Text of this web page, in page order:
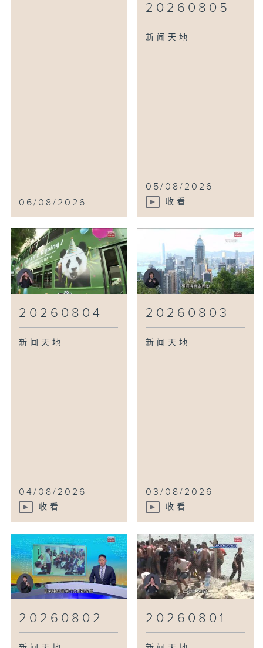
06/08/2026
20260805
新闻天地
05/08/2026
收看
20260804
新闻天地
04/08/2026
收看
20260803
新闻天地
03/08/2026
收看
20260802 20260801